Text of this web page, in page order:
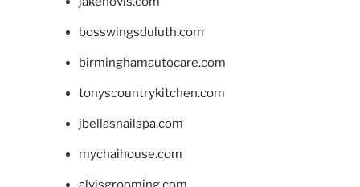
bosswingsduluth.com
birminghamautocare.com
tonyscountrykitchen.com
jbellasnailspa.com
mychaihouse.com